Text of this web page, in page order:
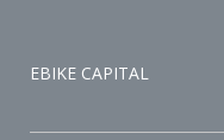
EBIKE CAPITAL